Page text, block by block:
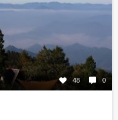
48 0